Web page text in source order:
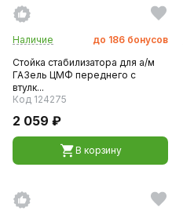
Наличие до 186 бонусов
Стойка стабилизатора для а/м
ГАЗель ЦМФ переднего с
втулк...
Код 124275
2 059 ₽
В корзину